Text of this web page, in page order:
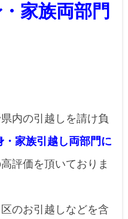
家族両部門
内の引越しを請け負
・家族引越し両部門に
評価を頂いておりま
のお引越しなどを含